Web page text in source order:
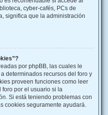
cyber-cafés, PCs de
significa que la administración
por phpBB, las cuales le
determinados recursos del foro y
proveen funciones como leer
por el usuario si la
Si está teniendo problemas con
cookies seguramente ayudará.